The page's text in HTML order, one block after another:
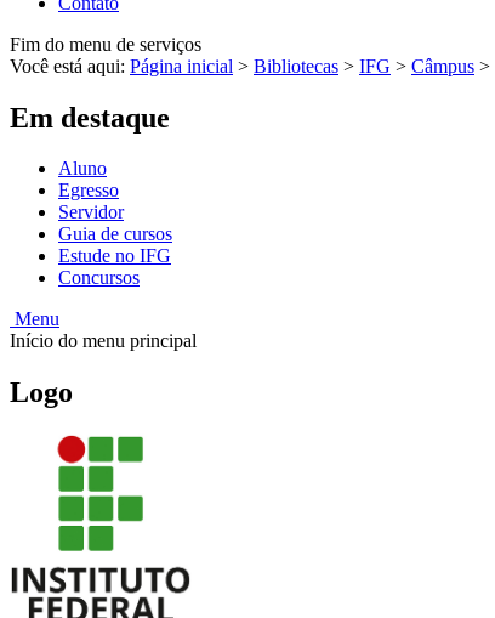
Fim do menu de serviços
Você está aqui: Página inicial > Bibliotecas > IFG > Câmpus >
Em destaque
Aluno
Egresso
Servidor
Guia de cursos
Estude no IFG
Concursos
Menu
Início do menu principal
Logo